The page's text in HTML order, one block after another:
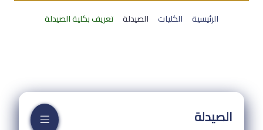
الرئيسية الكليات الصيدلة تعريف بكلية الصيدلة
الصيدلة